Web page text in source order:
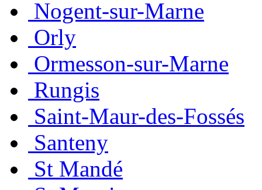
Nogent-sur-Marne
Orly
Ormesson-sur-Marne
Rungis
Saint-Maur-des-Fossés
Santeny
St Mandé